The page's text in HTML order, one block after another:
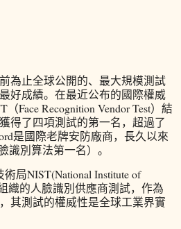
為止全球公開的、最大規模測試
好成績。在最近公布的國際權威
Face Recognition Vendor Test）結
得了四項測試的第一名，超過了
是國際老牌安防廠商，長久以來
識別算法第一名）。
局NIST(National Institute of
組織的人臉識別供應商測試，作為
其測試的權威性是全球工業界實